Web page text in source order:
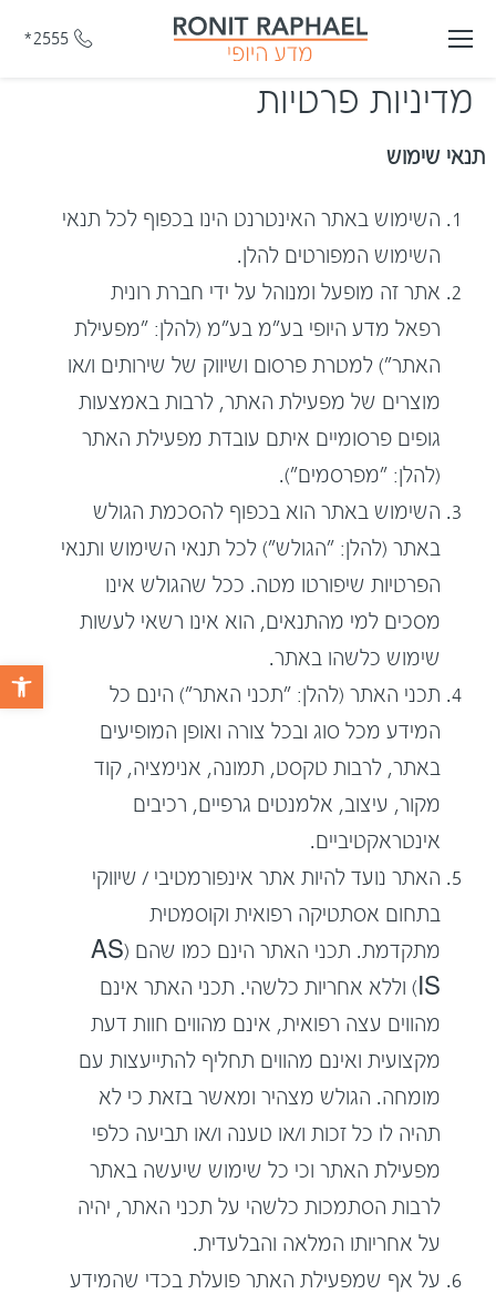
*2555
מדיניות פרטיות
תנאי שימוש
השימוש באתר האינטרנט הינו בכפוף לכל תנאי
השימוש המפורטים להלן.
אתר זה מופעל ומנוהל על ידי חברת רונית
רפאל מדע היופי בע"מ בע"מ (להלן: "מפעילת
האתר") למטרת פרסום ושיווק של שירותים ו/או
מוצרים של מפעילת האתר, לרבות באמצעות
גופים פרסומיים איתם עובדת מפעילת האתר
(להלן: "מפרסמים").
השימוש באתר הוא בכפוף להסכמת הגולש
באתר (להלן: "הגולש") לכל תנאי השימוש ותנאי
הפרטיות שיפורטו מטה. ככל שהגולש אינו
מסכים למי מהתנאים, הוא אינו רשאי לעשות
שימוש כלשהו באתר.
תכני האתר (להלן: "תכני האתר") הינם כל
המידע מכל סוג ובכל צורה ואופן המופיעים
באתר, לרבות טקסט, תמונה, אנימציה, קוד
מקור, עיצוב, אלמנטים גרפיים, רכיבים
אינטראקטיביים.
האתר נועד להיות אתר אינפורמטיבי / שיווקי
בתחום אסתטיקה רפואית וקוסמטית
מתקדמת. תכני האתר הינם כמו שהם (AS
IS) וללא אחריות כלשהי. תכני האתר אינם
מהווים עצה רפואית, אינם מהווים חוות דעת
מקצועית ואינם מהווים תחליף להתייעצות עם
מומחה. הגולש מצהיר ומאשר בזאת כי לא
תהיה לו כל זכות ו/או טענה ו/או תביעה כלפי
מפעילת האתר וכי כל שימוש שיעשה באתר
לרבות הסתמכות כלשהי על תכני האתר, יהיה
על אחריותו המלאה והבלעדית.
על אף שמפעילת האתר פועלת בכדי שהמידע